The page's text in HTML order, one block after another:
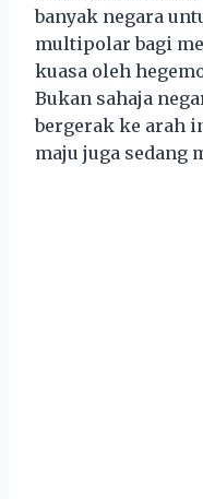
banyak negara
multipolar bagi
kuasa oleh
Bukan sahaja
bergerak ke arah
maju juga sedang